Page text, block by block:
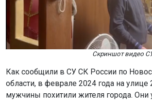
Скриншот видео
Как сообщили в СУ СК России по
области, в феврале 2024 года на улице
мужчины похитили жителя города. Они